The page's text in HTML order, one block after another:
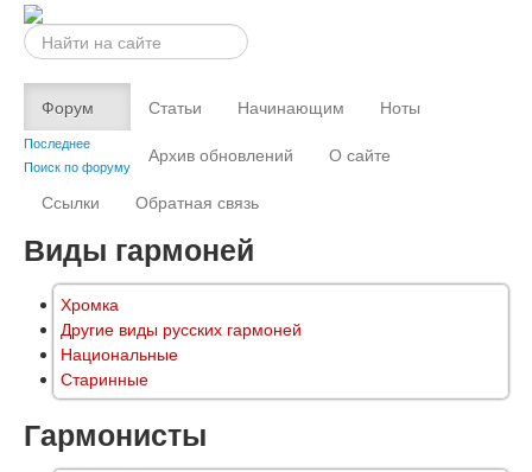
Искать...
Форум
Последнее
Поиск по форуму
Статьи Начинающим
Ноты
Архив обновлений
О сайте
Ссылки
Обратная связь
Виды гармоней
Хромка
Другие виды русских гармоней
Национальные
Старинные
Гармонисты